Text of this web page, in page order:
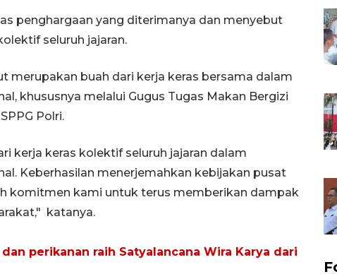
penghargaan yang diterimanya dan menyebut
seluruh jajaran.
merupakan buah dari kerja keras bersama dalam
khususnya melalui Gugus Tugas Makan Bergizi
Polri.
kerja keras kolektif seluruh jajaran dalam
Keberhasilan menerjemahkan kebijakan pusat
komitmen kami untuk terus memberikan dampak
katanya.
perikanan raih Satyalancana Wira Karya dari